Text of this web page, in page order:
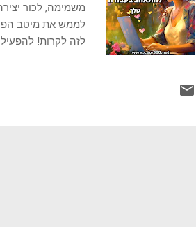
משמימה, לכור
לממש את מיטב
לזה לקרות!
לעבודה שלנו